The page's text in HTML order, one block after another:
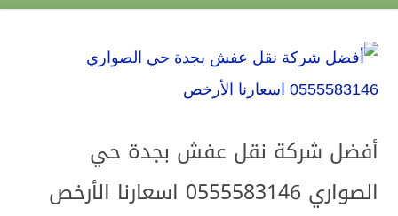
أفضل شركة نقل عفش بجدة حي
الصواري 0555583146 اسعارنا الأرخص